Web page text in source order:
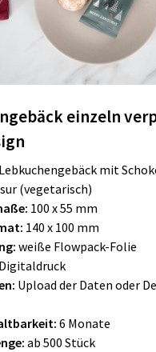
einzeln
Lebkuchengebäck mit
(vegetarisch)
100 x 55 mm
140 x 100 mm
weiße Flowpack-Folie
Upload der Daten oder
6 Monate
ab 500 Stück